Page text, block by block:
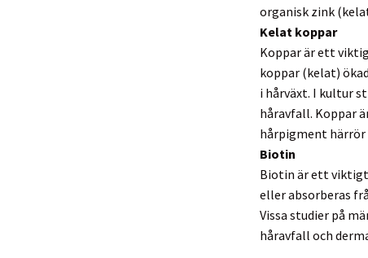
organisk zink
Kelat koppar
Koppar är ett
koppar (kelat)
i hårväxt. I kultur
håravfall. Koppar
hårpigment härrör
Biotin
Biotin är ett viktigt
eller absorberas
Vissa studier på
håravfall och